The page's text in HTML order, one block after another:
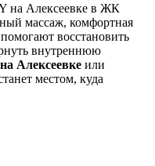
на Алексеевке в ЖК
массаж, комфортная
восстановить
внутреннюю
на Алексеевке или
местом, куда